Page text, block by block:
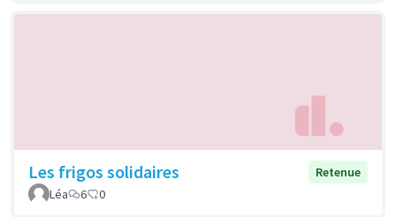
Les frigos solidaires
Retenue
Léa
6 0